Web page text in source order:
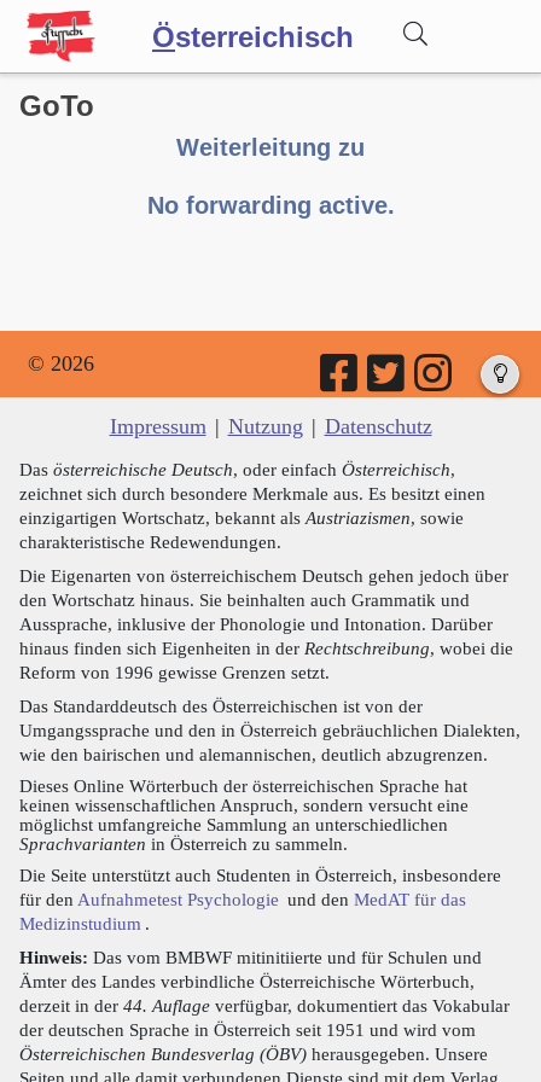
Österreichisch
Wörterbuch
GoTo
Weiterleitung zu
No forwarding active.
© 2026
Impressum | Nutzung | Datenschutz
Das österreichische Deutsch, oder einfach Österreichisch,
zeichnet sich durch besondere Merkmale aus. Es besitzt einen
einzigartigen Wortschatz, bekannt als Austriazismen, sowie
charakteristische Redewendungen.
Die Eigenarten von österreichischem Deutsch gehen jedoch über
den Wortschatz hinaus. Sie beinhalten auch Grammatik und
Aussprache, inklusive der Phonologie und Intonation. Darüber
hinaus finden sich Eigenheiten in der Rechtschreibung, wobei die
Reform von 1996 gewisse Grenzen setzt.
Das Standarddeutsch des Österreichischen ist von der
Umgangssprache und den in Österreich gebräuchlichen Dialekten,
wie den bairischen und alemannischen, deutlich abzugrenzen.
Dieses Online Wörterbuch der österreichischen Sprache hat
keinen wissenschaftlichen Anspruch, sondern versucht eine
möglichst umfangreiche Sammlung an unterschiedlichen
Sprachvarianten in Österreich zu sammeln.
Die Seite unterstützt auch Studenten in Österreich, insbesondere
für den Aufnahmetest Psychologie und den MedAT für das
Medizinstudium .
Hinweis: Das vom BMBWF mitinitiierte und für Schulen und
Ämter des Landes verbindliche Österreichische Wörterbuch,
derzeit in der 44. Auflage verfügbar, dokumentiert das Vokabular
der deutschen Sprache in Österreich seit 1951 und wird vom
Österreichischen Bundesverlag (ÖBV) herausgegeben. Unsere
Seiten und alle damit verbundenen Dienste sind mit dem Verlag